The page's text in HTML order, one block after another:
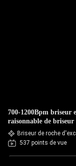
700-1200Bpm briseur
raisonnable de briseur
Briseur de roche
537 points de vue